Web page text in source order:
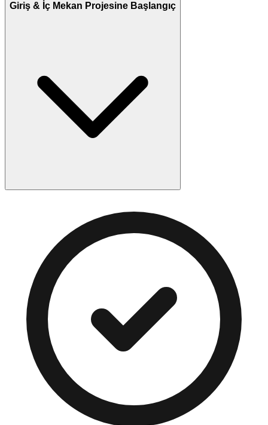
Giriş & İç Mekan Projesine Başlangıç